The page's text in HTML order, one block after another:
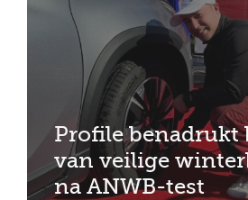
Profile benadrukt
van veilige
na ANWB-test